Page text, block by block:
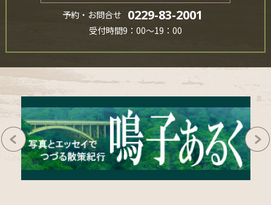
予約・お問合せ 0229-83-2001
受付時間9：00～19：00